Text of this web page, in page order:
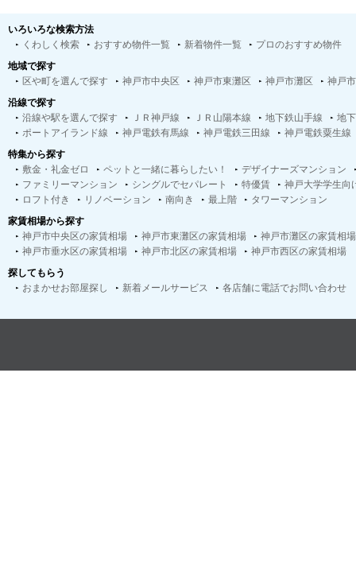
いろいろな検索方法
くわしく検索
おすすめ物件一覧 新着物件一覧
プロのおすすめ物件
地域で探す
区や町を選んで探す
神戸市中央区 神戸市東灘区 神戸市灘区
神戸
沿線で探す
沿線や駅を選んで探す
ＪＲ神戸線 ＪＲ山陽本線 地下鉄山手線
地
ポートアイランド線
神戸電鉄有馬線 神戸電鉄三田線
神戸電鉄粟生線
特集から探す
敷金・礼金ゼロ
ペットと一緒に暮らしたい！
デザイナーズマンション
ファミリーマンション
シングルでセパレート 特優賃
神戸大学学生向
ロフト付き
リノベーション 南向き 最上階
タワーマンション
家賃相場から探す
神戸市中央区の家賃相場
神戸市東灘区の家賃相場
神戸市灘区の家賃相場
神戸市垂水区の家賃相場
神戸市北区の家賃相場
神戸市西区の家賃相場
探してもらう
おまかせお部屋探し
新着メールサービス 各店舗に電話でお問い合わせ